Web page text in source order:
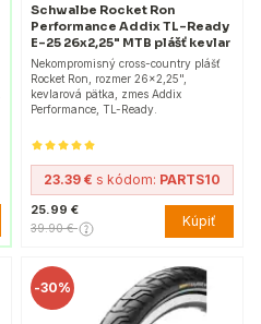
Schwalbe Rocket Ron
Performance Addix TL-Ready
E-25 26x2,25" MTB plášť kevlar
Nekompromisný cross-country plášť
Rocket Ron, rozmer 26x2,25",
kevlarová pätka, zmes Addix
Performance, TL-Ready.
23.39 € s kódom: PARTS10
25.99 €
39.90 € Kúpiť
-30%